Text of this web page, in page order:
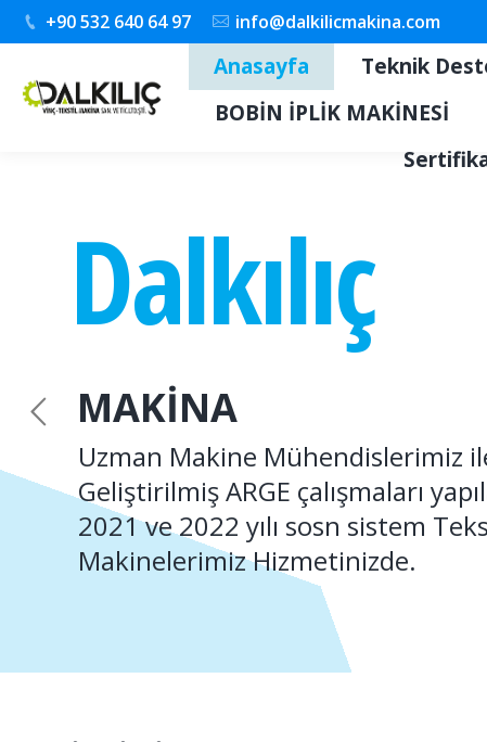
+90 532 640 64 97 info@dalkilicmakina.com
Anasayfa Teknik
BOBİN İPLİK MAKİNESİ
Dalkılıç
MAKİNA
Uzman Makine Mühendislerimiz
Geliştirilmiş ARGE çalışmaları
2021 ve 2022 yılı sosn sistem
Makinelerimiz Hizmetinizde.